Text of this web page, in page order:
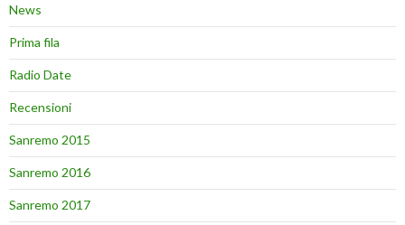
News
Prima fila
Radio Date
Recensioni
Sanremo 2015
Sanremo 2016
Sanremo 2017